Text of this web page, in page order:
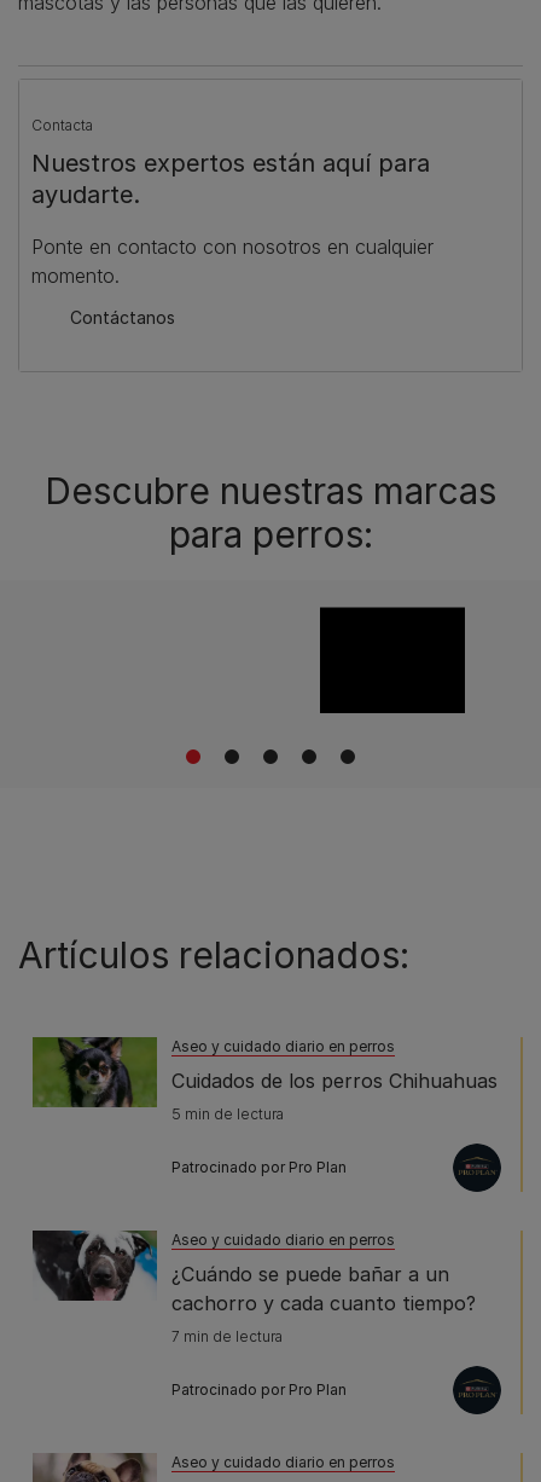
Contacta
Nuestros expertos están aquí para
ayudarte.
Ponte en contacto con nosotros en cualquier
momento.
Contáctanos
Descubre nuestras marcas
para perros:
1 2 3 4 5
Artículos relacionados:
Aseo y cuidado diario en perros
Cuidados de los perros Chihuahuas
5 min de lectura
Patrocinado por Pro Plan
Aseo y cuidado diario en perros
¿Cuándo se puede bañar a un
cachorro y cada cuanto tiempo?
7 min de lectura
Patrocinado por Pro Plan
Aseo y cuidado diario en perros